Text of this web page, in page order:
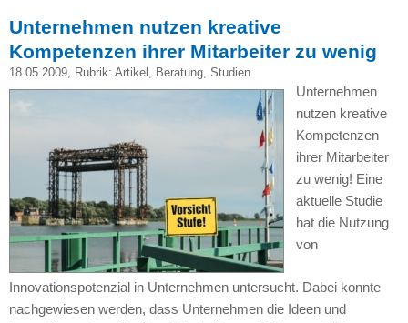
Unternehmen nutzen kreative
Kompetenzen ihrer Mitarbeiter zu wenig
18.05.2009, Rubrik: Artikel Beratung, Studien
Unternehmen
nutzen kreative
Kompetenzen
ihrer Mitarbeiter
zu wenig! Eine
aktuelle Studie
hat die Nutzung
von
Innovationspotenzial in Unternehmen untersucht. Dabei konnte
nachgewiesen werden, dass Unternehmen die Ideen und